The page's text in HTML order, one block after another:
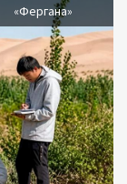
«Фергана»